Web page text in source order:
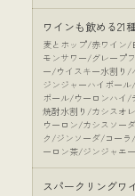
ワインも飲める21
麦とホップ/赤ワイン/
モンサワー/グレープ
ー/ウイスキー水割り/
ジンジャーハイボール
ボール/ウーロンハイ/
焼酎水割り/カシスオ
ウーロン/カシスソー
ク/ジンソーダ/コー
ーロン茶/ジンジャエ
スパークリングワ